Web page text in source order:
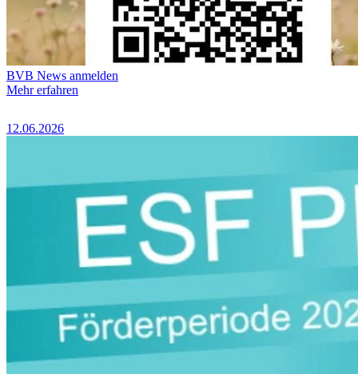
BVB News anmelden
Mehr erfahren
12.06.2026